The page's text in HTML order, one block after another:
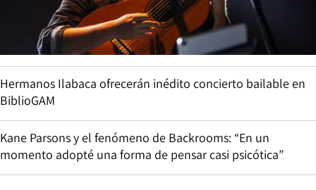
Hermanos Ilabaca ofrecerán inédito concierto bailable en
BiblioGAM
Kane Parsons y el fenómeno de Backrooms: “En un
momento adopté una forma de pensar casi psicótica”